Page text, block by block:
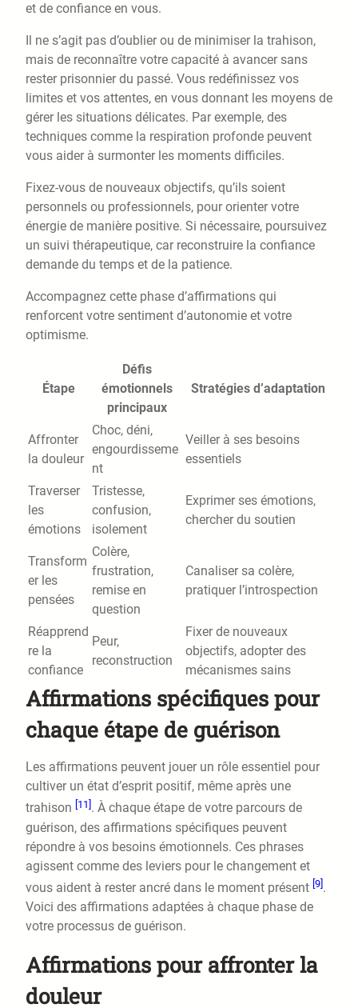
et de confiance en vous.
Il ne s’agit pas d’oublier ou de minimiser la trahison,
mais de reconnaître votre capacité à avancer sans
rester prisonnier du passé. Vous redéfinissez vos
limites et vos attentes, en vous donnant les moyens de
gérer les situations délicates. Par exemple, des
techniques comme la respiration profonde peuvent
vous aider à surmonter les moments difficiles.
Fixez-vous de nouveaux objectifs, qu’ils soient
personnels ou professionnels, pour orienter votre
énergie de manière positive. Si nécessaire, poursuivez
un suivi thérapeutique, car reconstruire la confiance
demande du temps et de la patience.
Accompagnez cette phase d’affirmations qui
renforcent votre sentiment d’autonomie et votre
optimisme.
Étape
Défis
émotionnels
principaux
Stratégies d’adaptation
Affronter
la douleur
Choc, déni,
engourdisseme
nt
Veiller à ses besoins
essentiels
Traverser
les
émotions
Tristesse,
confusion,
isolement
Exprimer ses émotions,
chercher du soutien
Transform
er les
pensées
Colère,
frustration,
remise en
question
Canaliser sa colère,
pratiquer l’introspection
Réapprend
re la
confiance
Peur,
reconstruction
Fixer de nouveaux
objectifs, adopter des
mécanismes sains
Affirmations spécifiques pour
chaque étape de guérison
Les affirmations peuvent jouer un rôle essentiel pour
cultiver un état d’esprit positif, même après une
trahison [11]. À chaque étape de votre parcours de
guérison, des affirmations spécifiques peuvent
répondre à vos besoins émotionnels. Ces phrases
agissent comme des leviers pour le changement et
vous aident à rester ancré dans le moment présent [9].
Voici des affirmations adaptées à chaque phase de
votre processus de guérison.
Affirmations pour affronter la
douleur